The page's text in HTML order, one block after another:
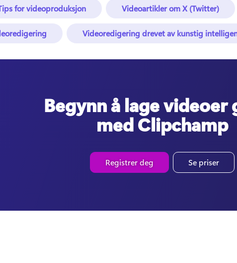
for videoproduksjon Videoartikler om X (Twitter)
Videoredigering drevet av kunstig
Begynn å lage videoer
med Clipchamp
Registrer deg Se priser